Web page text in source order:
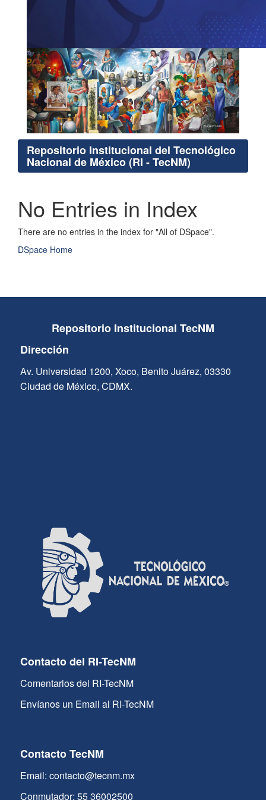
Repositorio Institucional del Tecnológico
Nacional de México (RI - TecNM)
No Entries in Index
There are no entries in the index for "All of DSpace".
DSpace Home
Repositorio Institucional TecNM
Dirección
Av. Universidad 1200, Xoco, Benito Juárez, 03330
Ciudad de México, CDMX.
Contacto del RI-TecNM
Comentarios del RI-TecNM
Envíanos un Email al RI-TecNM
Contacto TecNM
Email: contacto@tecnm.mx
Conmutador: 55 36002500